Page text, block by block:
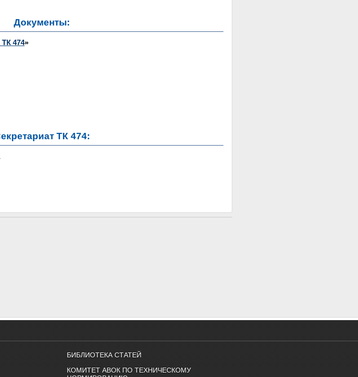
Документы:
ТК 474»
ТК 474:
БИБЛИОТЕКА СТАТЕЙ
КОМИТЕТ АВОК ПО ТЕХНИЧЕСКОМУ